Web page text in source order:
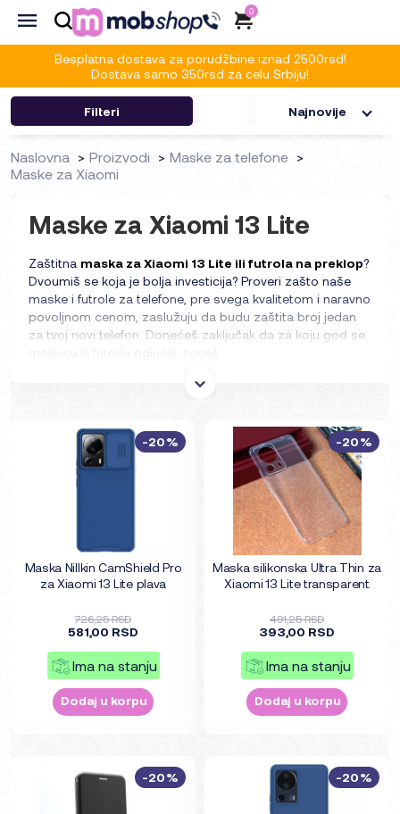
0
Besplatna dostava za porudžbine iznad 2500rsd!
Dostava samo 350rsd za celu Srbiju!
Filteri Najnovije
Naslovna Proizvodi
Maske za telefone
Maske za Xiaomi
Maske za Xiaomi 13 Lite
Zaštitna maska za Xiaomi 13 Lite ili futrola na preklop?
Dvoumiš se koja je bolja investicija? Proveri zašto naše
maske i futrole za telefone, pre svega kvalitetom i naravno
povoljnom cenom, zaslužuju da budu zaštita broj jedan
za tvoj novi telefon. Donećeš zaključak da za koju god se
Maska Nillkin CamShield Pro
za Xiaomi 13 Lite plava
726,25 RSD
581,00 RSD
Ima na stanju
Dodaj u korpu
-20%
Maska silikonska Ultra Thin za
Xiaomi 13 Lite transparent
491,25 RSD
393,00 RSD
Ima na stanju
Dodaj u korpu
-20%
-20% -20%